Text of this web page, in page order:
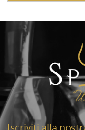
Iscriviti alla